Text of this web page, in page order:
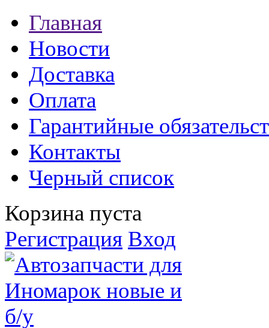
Главная
Новости
Доставка
Оплата
Гарантийные
Контакты
Черный список
Корзина пуста
Регистрация Вход